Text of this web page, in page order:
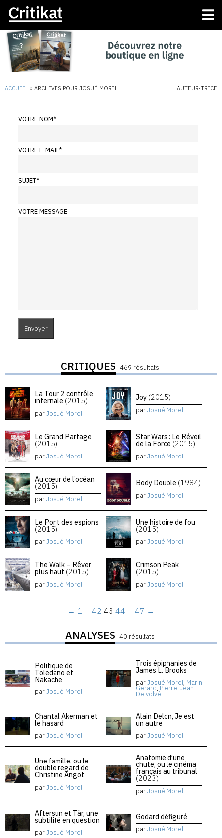
ACCUEIL » ARCHIVES POUR JOSUÉ MOREL AUTEUR·TRICE
VOTRE NOM*
VOTRE E-MAIL*
SUJET*
VOTRE MESSAGE
CRITIQUES 469 résultats
La Tour 2 contrôle
infernale (2015)
parJosué Morel
Joy (2015)
parJosué Morel
Le Grand Partage
(2015)
parJosué Morel
Star Wars : Le Réveil
de la Force (2015)
parJosué Morel
Au cœur de l’océan
(2015)
parJosué Morel
Body Double (1984)
parJosué Morel
Le Pont des espions
(2015)
parJosué Morel
Une histoire de fou
(2015)
parJosué Morel
The Walk – Rêver
plus haut (2015)
parJosué Morel
Crimson Peak
(2015)
parJosué Morel
← 1 … 42 43 44 … 47 →
ANALYSES 40 résultats
Politique de
Toledano et
Nakache
parJosué Morel
Trois épiphanies de
James L. Brooks
parJosué Morel, Marin
Gérard, Pierre-Jean
Delvolvé
Chantal Akerman et
le hasard
parJosué Morel
Alain Delon, Je est
un autre
parJosué Morel
Une famille, ou le
double regard de
Christine Angot
parJosué Morel
Anatomie d’une
chute, ou le cinéma
français au tribunal
(2023)
parJosué Morel
Aftersun et Tàr, une
subtilité en question
parJosué Morel
Godard défiguré
parJosué Morel